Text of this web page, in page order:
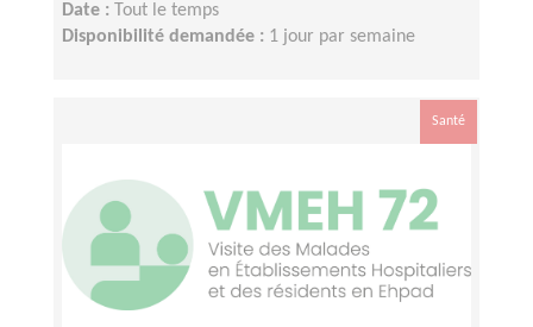
Date :
Tout le temps
Disponibilité demandée : 1 jour par semaine
Santé